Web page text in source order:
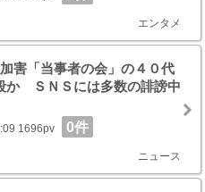
エンタメ
害「当事者の会」の４０代
ＳＮＳには多数の誹謗中
1696pv 0件
ニュース